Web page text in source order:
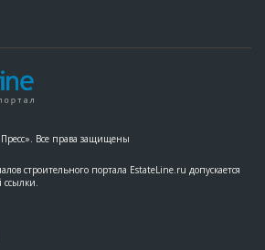
Все права защищены
строительного портала EstateLine.ru допускается